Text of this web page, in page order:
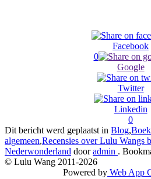
Facebook
0
Google
Twitter
Linkedin
0
Dit bericht werd geplaatst in Blog,
algemeen,Recensies over Lulu Wangs
Nederwonderland dooradmin .
© Lulu Wang 2011-2026
Powered by Web App